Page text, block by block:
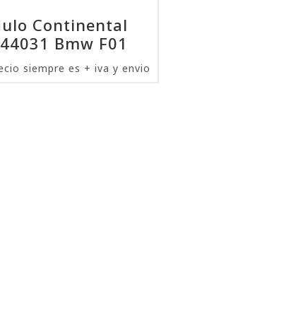
Continental
Bmw F01
siempre es + iva y envio